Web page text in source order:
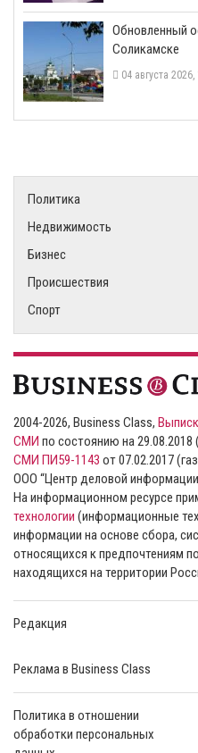
​Обновленный
Соликамске
04 августа
Политика
Недвижимость
Бизнес
Происшествия
Спорт
2004-2026, Business Class,
СМИ по состоянию на 29.08.2018
СМИ ПИ59-1143 от 07.02.2017
ООО “Центр деловой
На информационном ресурсе
технологии (информационные
информации на основе сбора,
относящихся к предпочтениям
находящихся на территории
Редакция
Реклама в Business Class
Политика в отношении
обработки персональных